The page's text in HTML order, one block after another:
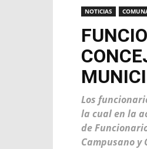
NOTICIAS
Los
la cual en la
de
Campusano y